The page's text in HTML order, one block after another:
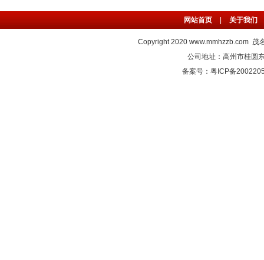
网站首页 关于我们
Copyright 2020 www.mmhzzb.com 茂
公司地址：高州市桂圆
备案号：粤ICP备